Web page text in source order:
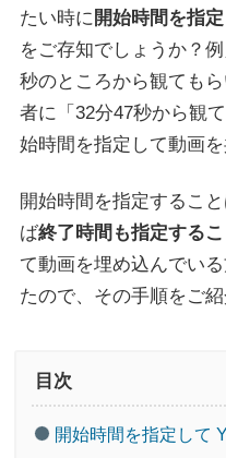
たい時に 開始時間を指
をご存知でしょうか？
秒のところから観ても
者に「32分47秒から観
始時間を指定して動画
開始時間を指定するこ
ば終了時間も指定する
て動画を埋め込んでい
たので、その手順をご
目次
開始時間を指定して